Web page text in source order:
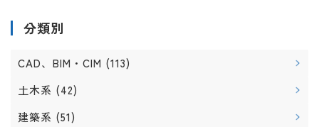
分類別
CAD、BIM・CIM (113)
土木系 (42)
建築系 (51)